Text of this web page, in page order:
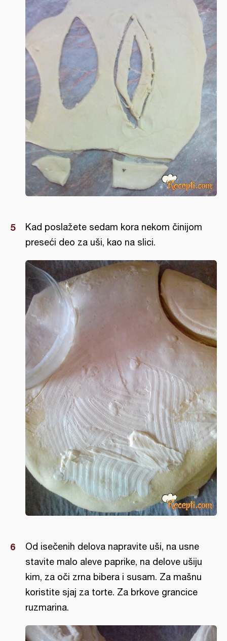
Kad poslažete sedam kora nekom činijom
preseći deo za uši, kao na slici.
Od isečenih delova napravite uši, na usne
stavite malo aleve paprike, na delove ušiju
kim, za oči zrna bibera i susam. Za mašnu
koristite sjaj za torte. Za brkove grancice
ruzmarina.